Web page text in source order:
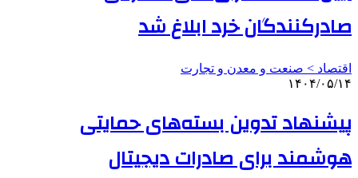
صادرکنندگان خرد ابلاغ شد
اقتصاد > صنعت و معدن و تجارت
۱۴۰۴/۰۵/۱۴
پیشنهاد تدوین بسته‌های حمایتی
هوشمند برای صادرات دیجیتال